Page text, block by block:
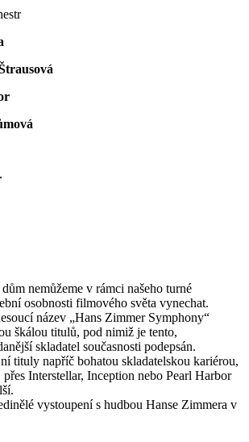
nemůžeme v rámci našeho turné
osobnosti filmového světa vynechat.
název „Hans Zimmer Symphony“
škálou titulů, pod nimiž je tento,
skladatel současnosti podepsán.
tituly napříč bohatou skladatelskou kariérou,
Interstellar, Inception nebo Pearl Harbor
vystoupení s hudbou Hanse Zimmera v